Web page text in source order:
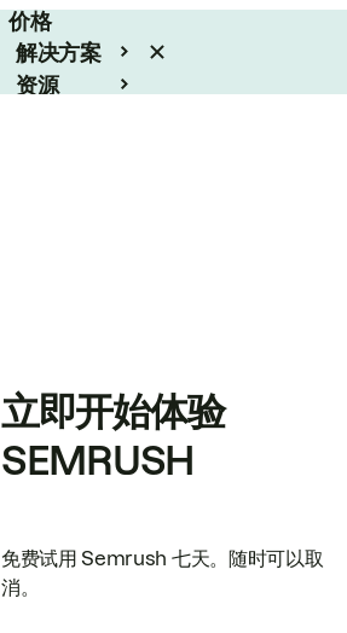
价格
解决方案
资源
立即开始体验
SEMRUSH
免费试用 Semrush 七天。随时可以取
消。